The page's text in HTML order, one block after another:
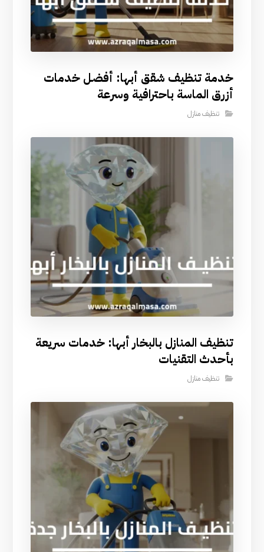
خدمة تنظيف شقق أبها: أفضل خدمات
أزرق الماسة باحترافية وسرعة
تنظيف منازل
تنظيف المنازل بالبخار أبها: خدمات سريعة
بأحدث التقنيات
تنظيف منازل